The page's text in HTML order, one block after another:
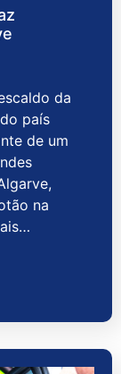
da
país
de um
na